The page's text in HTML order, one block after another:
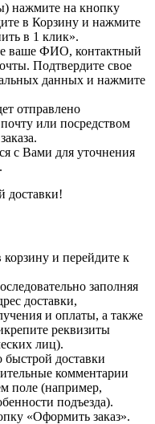
нажмите на кнопку
в Корзину и нажмите
в 1 клик».
ваше ФИО, контактный
Подтвердите свое
данных и нажмите
отправлено
или посредством
с Вами для уточнения
доставки!
и перейдите к
заполняя
доставки,
и оплаты, а также
реквизиты
лиц).
быстрой доставки
комментарии
поле (например,
подъезда).
«Оформить заказ».